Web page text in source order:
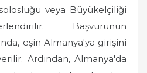
veya Büyükelçiliği
Başvurunun
eşin Almanya'ya girişini
Ardından, Almanya'da